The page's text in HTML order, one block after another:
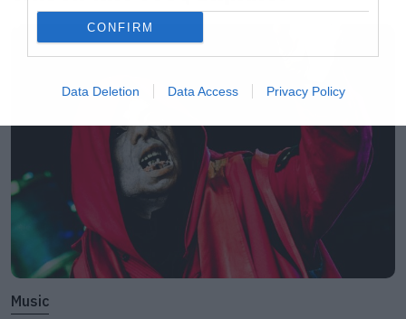
CONFIRM
Data Deletion Data Access Privacy Policy
Music